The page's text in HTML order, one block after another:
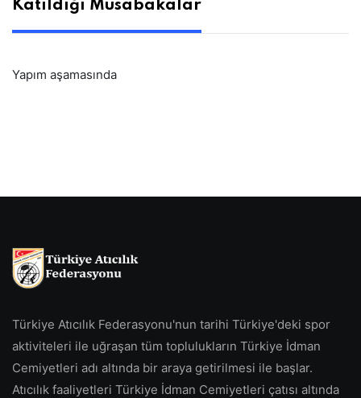
Katıldığı Müsabakalar
Yapım aşamasında
Türkiye Atıcılık Federasyonu'nun tarihi Türkiye'deki spor
aktiviteleri ile uğraşan tüm toplulukların Türkiye İdman
Cemiyetleri adı altında bir araya getirilmesi ile başlar.
Atıcılık faaliyetleri Türkiye İdman Cemiyetleri çatısı altında